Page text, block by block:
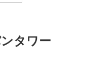
タワー